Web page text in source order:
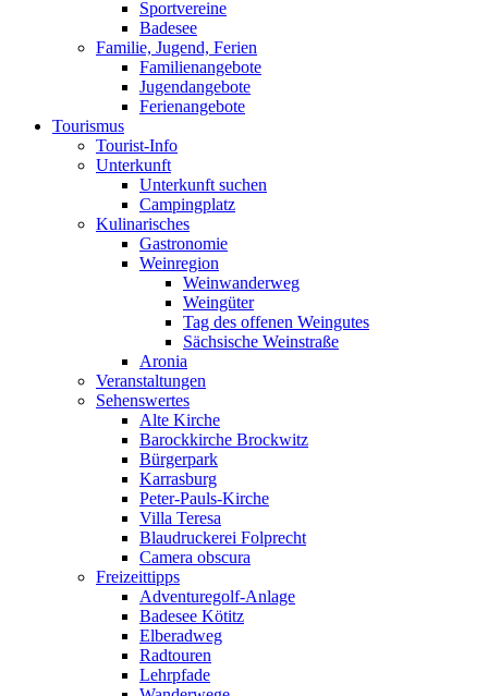
Sportvereine
Badesee
Familie, Jugend, Ferien
Familienangebote
Jugendangebote
Ferienangebote
Tourismus
Tourist-Info
Unterkunft
Unterkunft suchen
Campingplatz
Kulinarisches
Gastronomie
Weinregion
Weinwanderweg
Weingüter
Tag des offenen Weingutes
Sächsische Weinstraße
Aronia
Veranstaltungen
Sehenswertes
Alte Kirche
Barockkirche Brockwitz
Bürgerpark
Karrasburg
Peter-Pauls-Kirche
Villa Teresa
Blaudruckerei Folprecht
Camera obscura
Freizeittipps
Adventuregolf-Anlage
Badesee Kötitz
Elberadweg
Radtouren
Lehrpfade